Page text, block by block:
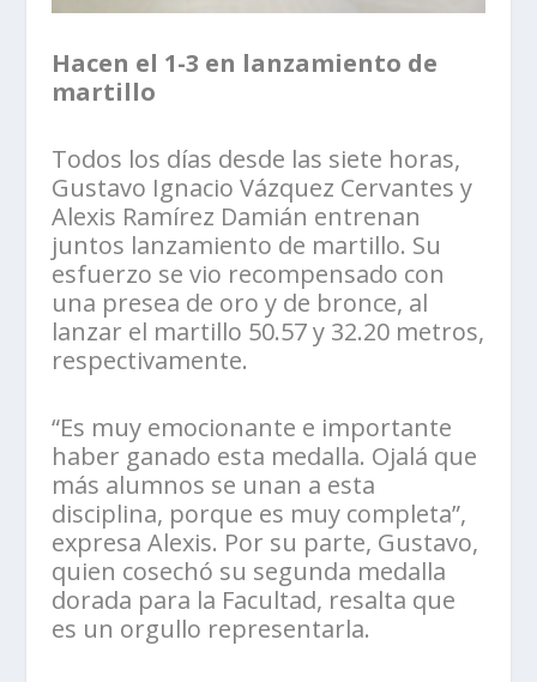
Hacen el 1-3 en lanzamiento de
martillo
Todos los días desde las siete horas,
Gustavo Ignacio Vázquez Cervantes y
Alexis Ramírez Damián entrenan
juntos lanzamiento de martillo. Su
esfuerzo se vio recompensado con
una presea de oro y de bronce, al
lanzar el martillo 50.57 y 32.20 metros,
respectivamente.
“Es muy emocionante e importante
haber ganado esta medalla. Ojalá que
más alumnos se unan a esta
disciplina, porque es muy completa”,
expresa Alexis. Por su parte, Gustavo,
quien cosechó su segunda medalla
dorada para la Facultad, resalta que
es un orgullo representarla.